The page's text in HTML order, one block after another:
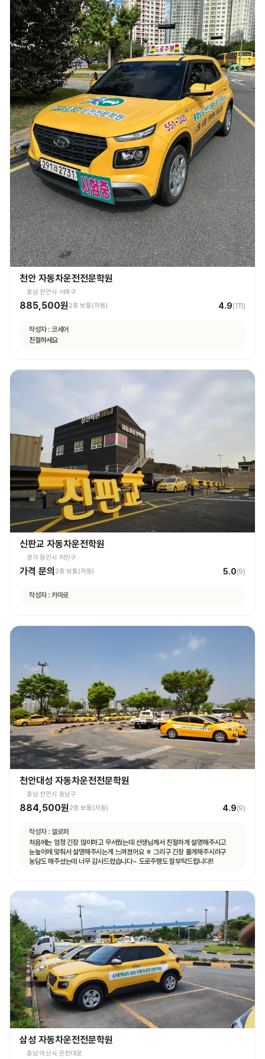
천안 자동차운전전문학원
충남 천안시 서북구
885,500원 2종 보통(자동) 4.9(111)
작성자 : 코세어
친절하세요
신판교 자동차운전학원
경기 용인시 처인구
가격 문의 2종 보통(자동) 5.0(9)
작성자 : 카마로
천안대성 자동차운전전문학원
충남 천안시 동남구
884,500원 2종 보통(자동) 4.9(9)
작성자 : 갤로퍼
처음에는 엄청 긴장 많이하고 무서웠는데 선생님께서 친절하게 설명해주시고
눈높이에 맞춰서 설명해주시는게 느껴졌어요 ㅎ 그리구 긴장 풀게해주시려구
농담도 해주셨는데 너무 감사드렸습니다~ 도로주행도 잘부탁드립니다!!
삼성 자동차운전전문학원
충남 아산시 온천대로